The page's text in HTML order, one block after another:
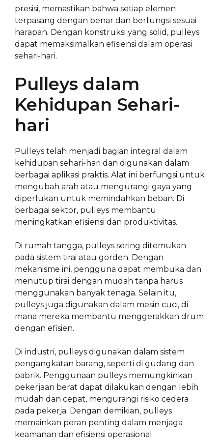
presisi, memastikan bahwa setiap elemen
terpasang dengan benar dan berfungsi sesuai
harapan. Dengan konstruksi yang solid, pulleys
dapat memaksimalkan efisiensi dalam operasi
sehari-hari.
Pulleys dalam
Kehidupan Sehari-
hari
Pulleys telah menjadi bagian integral dalam
kehidupan sehari-hari dan digunakan dalam
berbagai aplikasi praktis. Alat ini berfungsi untuk
mengubah arah atau mengurangi gaya yang
diperlukan untuk memindahkan beban. Di
berbagai sektor, pulleys membantu
meningkatkan efisiensi dan produktivitas.
Di rumah tangga, pulleys sering ditemukan
pada sistem tirai atau gorden. Dengan
mekanisme ini, pengguna dapat membuka dan
menutup tirai dengan mudah tanpa harus
menggunakan banyak tenaga. Selain itu,
pulleys juga digunakan dalam mesin cuci, di
mana mereka membantu menggerakkan drum
dengan efisien.
Di industri, pulleys digunakan dalam sistem
pengangkatan barang, seperti di gudang dan
pabrik. Penggunaan pulleys memungkinkan
pekerjaan berat dapat dilakukan dengan lebih
mudah dan cepat, mengurangi risiko cedera
pada pekerja. Dengan demikian, pulleys
memainkan peran penting dalam menjaga
keamanan dan efisiensi operasional.